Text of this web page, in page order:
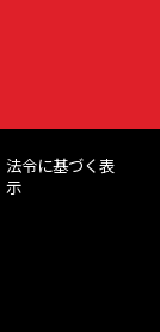
法令に基づく表
示